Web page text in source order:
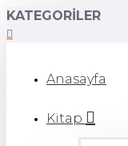
KATEGORILER
Anasayfa
Kitap